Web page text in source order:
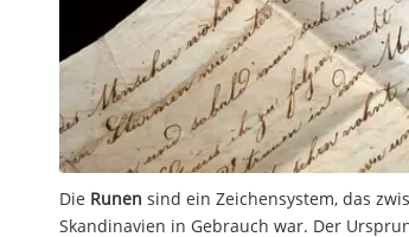
Die Runen sind ein Zeichensystem, das
Skandinavien in Gebrauch war. Der